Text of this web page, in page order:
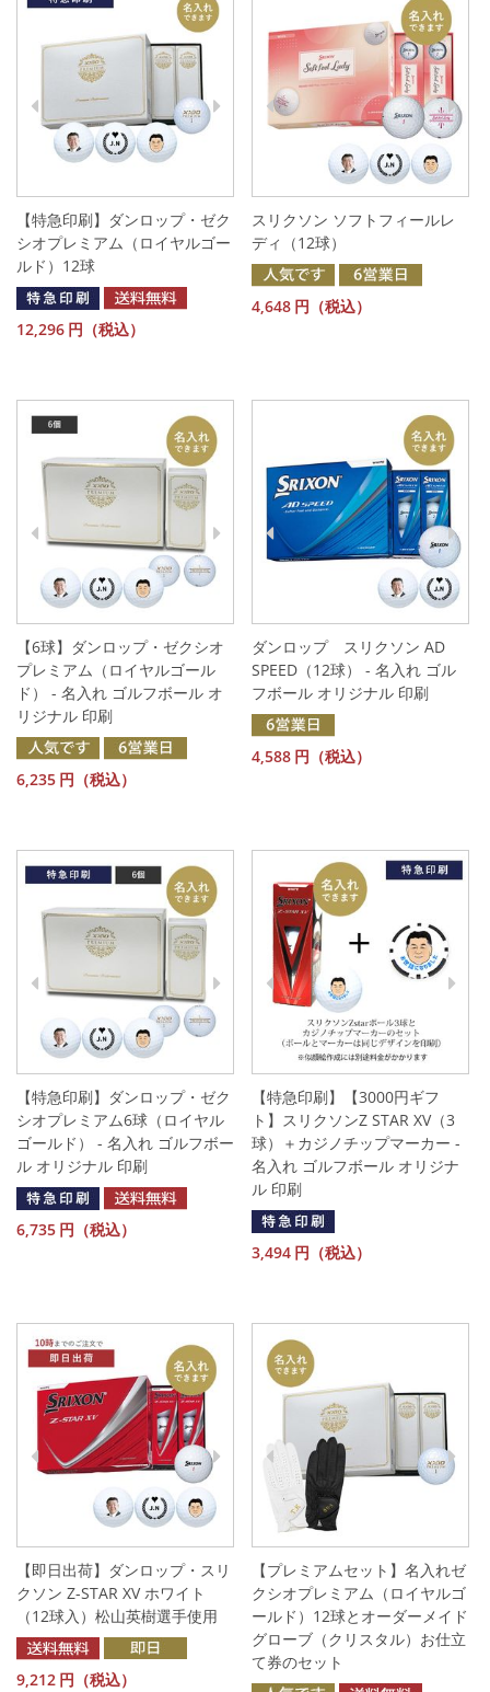
【特急印刷】ダンロップ・ゼク
シオプレミアム（ロイヤルゴー
ルド）12球
12,296 円（税込）
スリクソン ソフトフィールレ
ディ（12球）
4,648 円（税込）
【6球】ダンロップ・ゼクシオ
プレミアム（ロイヤルゴール
ド） - 名入れ ゴルフボール オ
リジナル 印刷
6,235 円（税込）
ダンロップ スリクソン AD
SPEED（12球） - 名入れ ゴル
フボール オリジナル 印刷
4,588 円（税込）
【特急印刷】ダンロップ・ゼク
シオプレミアム6球（ロイヤル
ゴールド） - 名入れ ゴルフボー
ル オリジナル 印刷
6,735 円（税込）
【特急印刷】【3000円ギフ
ト】スリクソンZ STAR XV（3
球）＋カジノチップマーカー -
名入れ ゴルフボール オリジナ
ル 印刷
3,494 円（税込）
【即日出荷】ダンロップ・スリ
クソン Z-STAR XV ホワイト
（12球入）松山英樹選手使用
9,212 円（税込）
【プレミアムセット】名入れゼ
クシオプレミアム（ロイヤルゴ
ールド）12球とオーダーメイド
グローブ（クリスタル）お仕立
て券のセット